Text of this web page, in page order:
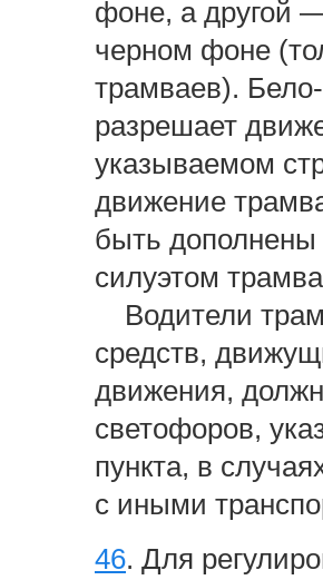
фоне, а другой
черном фоне
трамваев).
разрешает
указываемом
движение
быть дополнены
силуэтом
Водители
средств,
движения,
светофоров,
пункта, в
с иными
46. Для